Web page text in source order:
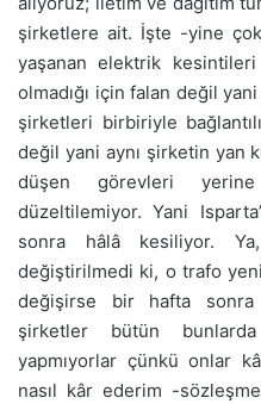
şirketlere ait. İşte -yine
yaşanan elektrik
olmadığı için falan değil
şirketleri birbiriyle
değil yani aynı şirketin yan
düşen görevleri
düzeltilemiyor. Yani
sonra hâlâ kesiliyor.
değiştirilmedi ki, o trafo
değişirse bir hafta sonra
şirketler bütün
yapmıyorlar çünkü onlar
nasıl kâr ederim -